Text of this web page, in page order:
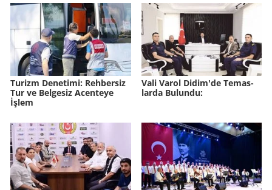
Tu­rizm De­ne­ti­mi: Reh­ber­siz
Tur ve Bel­ge­siz Acen­te­ye
İşlem
Vali Varol Didim'de Te­mas­
lar­da Bu­lun­du: